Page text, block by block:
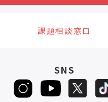
課題相談窓口
SNS